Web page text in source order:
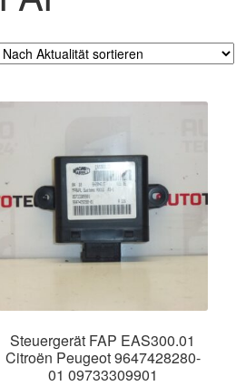
Steuergerät FAP EAS300.01
Citroën Peugeot 9647428280-
01 09733309901